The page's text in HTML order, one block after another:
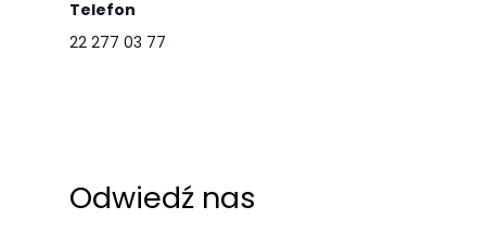
Telefon
22 277 03 77
Odwiedź nas
odwiedzania naszej
strony, zwiększasz